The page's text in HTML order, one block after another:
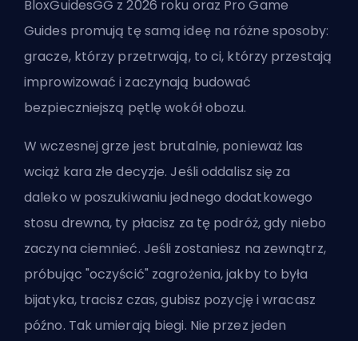
BloxGuidesGG z 2026 roku oraz Pro Game
Guides promują tę samą ideę na różne sposoby:
gracze, którzy przetrwają, to ci, którzy przestają
improwizować i zaczynają budować
bezpieczniejszą pętlę wokół obozu.
Wwczesnej grze jest brutalnie, ponieważ las
wciąż kara złe decyzje. Jeśli oddalisz się za
daleko w poszukiwaniu jednego dodatkowego
stosu drewna, ty płacisz za tę podróż, gdy niebo
zaczyna ciemnieć. Jeśli zostaniesz na zewnątrz,
próbując "oczyścić" zagrożenia, jakby to była
bijatyka, tracisz czas, gubisz pozycję i wracasz
późno. Tak umierają biegi. Nie przez jeden